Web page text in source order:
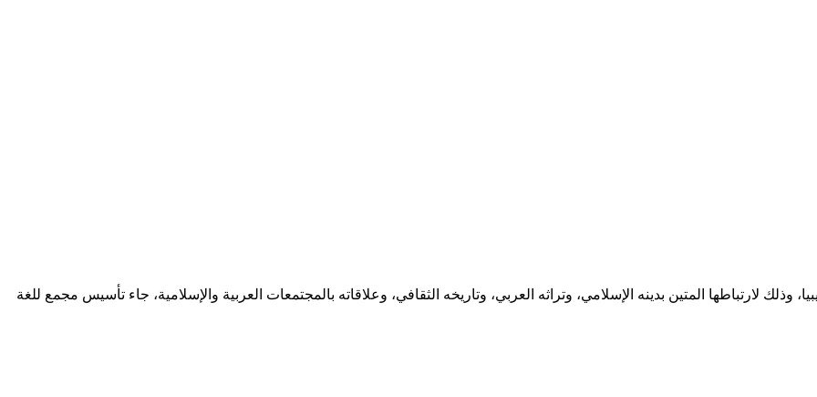
وذلك لارتباطها المتين بدينه الإسلامي، وتراثه العربي، وتاريخه الثقافي، وعلاقاته بالمجتمعات العربية والإسلامية، جاء تأسيس مجمع للغة